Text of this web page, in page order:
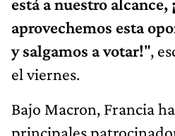
aprovechemos esta
y salgamos a votar!",
el viernes.
Bajo Macron, Francia
principales